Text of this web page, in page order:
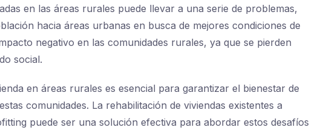
en las áreas rurales puede llevar a una serie de problemas,
hacia áreas urbanas en busca de mejores condiciones de
negativo en las comunidades rurales, ya que se pierden
social.
en áreas rurales es esencial para garantizar el bienestar de
comunidades. La rehabilitación de viviendas existentes a
puede ser una solución efectiva para abordar estos desafíos